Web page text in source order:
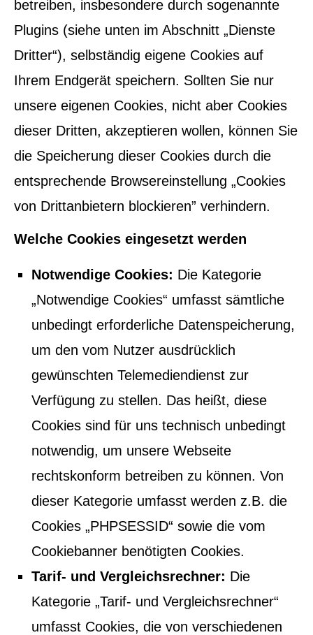
betreiben, insbesondere durch sogenannte
Plugins (siehe unten im Abschnitt „Dienste
Dritter“), selbständig eigene Cookies auf
Ihrem Endgerät speichern. Sollten Sie nur
unsere eigenen Cookies, nicht aber Cookies
dieser Dritten, akzeptieren wollen, können Sie
die Speicherung dieser Cookies durch die
entsprechende Browsereinstellung „Cookies
von Drittanbietern blockieren” verhindern.
Welche Cookies eingesetzt werden
Notwendige Cookies: Die Kategorie
„Notwendige Cookies“ umfasst sämtliche
unbedingt erforderliche Datenspeicherung,
um den vom Nutzer ausdrücklich
gewünschten Telemediendienst zur
Verfügung zu stellen. Das heißt, diese
Cookies sind für uns technisch unbedingt
notwendig, um unsere Webseite
rechtskonform betreiben zu können. Von
dieser Kategorie umfasst werden z.B. die
Cookies „PHPSESSID“ sowie die vom
Cookiebanner benötigten Cookies.
Tarif- und Vergleichsrechner: Die
Kategorie „Tarif- und Vergleichsrechner“
umfasst Cookies, die von verschiedenen